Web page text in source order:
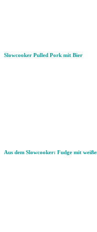
Slowcooker Pulled Pork mit Bier
Aus dem Slowcooker: Fudge mit